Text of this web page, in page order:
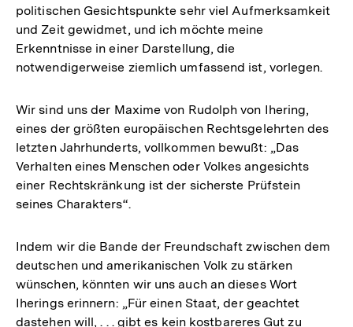
politischen Gesichtspunkte sehr viel Aufmerksamkeit
und Zeit gewidmet, und ich möchte meine
Erkenntnisse in einer Darstellung, die
notwendigerweise ziemlich umfassend ist, vorlegen.
Wir sind uns der Maxime von Rudolph von Ihering,
eines der größten europäischen Rechtsgelehrten des
letzten Jahrhunderts, vollkommen bewußt: „Das
Verhalten eines Menschen oder Volkes angesichts
einer Rechtskränkung ist der sicherste Prüfstein
seines Charakters“.
Indem wir die Bande der Freundschaft zwischen dem
deutschen und amerikanischen Volk zu stärken
wünschen, könnten wir uns auch an dieses Wort
Iherings erinnern: „Für einen Staat, der geachtet
dastehen will, . . . gibt es kein kostbareres Gut zu